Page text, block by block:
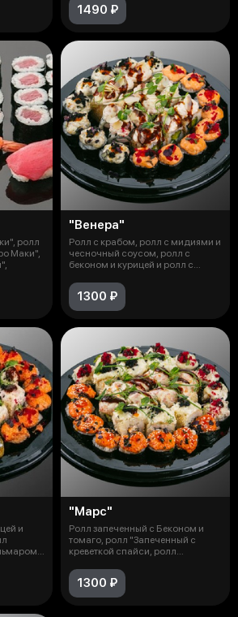
1490 ₽
ролл
Маки",
"Венера"
Ролл с крабом, ролл с мидиями и
чесночный соусом, ролл с
беконом и курицей и ролл с
1300 ₽
и
"Марс"
Ролл запеченный с Беконом и
томаго, ролл "Запеченный с
креветкой спайси, ролл
1300 ₽